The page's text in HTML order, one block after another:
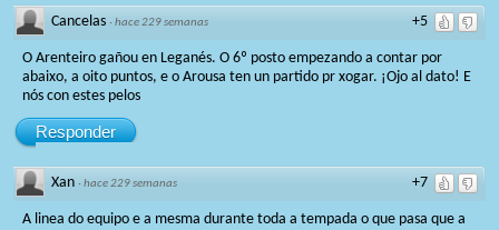
+5
Cancelas ·hace 229 semanas
O Arenteiro gañou en Leganés. O 6º posto empezando a contar por
abaixo, a oito puntos, e o Arousa ten un partido pr xogar. ¡Ojo al dato! E
nós con estes pelos
Responder
+7
Xan ·hace 229 semanas
A linea do equipo e a mesma durante toda a tempada o que pasa que a